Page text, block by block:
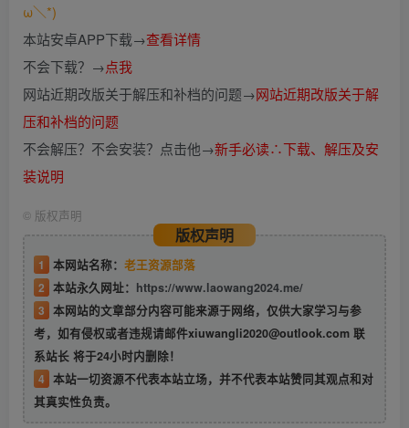
ω＼*)
本站安卓APP下载→查看详情
不会下载？→点我
网站近期改版关于解压和补档的问题→网站近期改版关于解
压和补档的问题
不会解压？不会安装？点击他→新手必读∴下载、解压及安
装说明
© 版权声明
版权声明
1 本网站名称： 老王资源部落
2 本站永久网址： https://www.laowang2024.me/
3 本网站的文章部分内容可能来源于网络，仅供大家学习与参
考，如有侵权或者违规请邮件xiuwangli2020@outlook.com 联
系站长 将于24小时内删除！
4 本站一切资源不代表本站立场，并不代表本站赞同其观点和对
其真实性负责。